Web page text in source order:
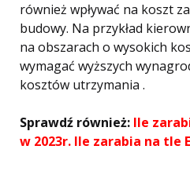
również wpływać na koszt
budowy. Na przykład
na obszarach o wysokich
wymagać wyższych
kosztów utrzymania .
Sprawdź również: Ile
w 2023r. Ile zarabia na tle